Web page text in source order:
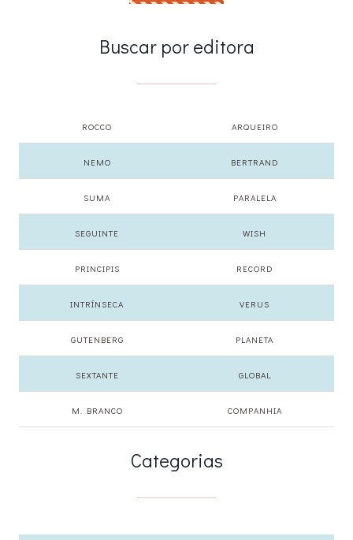
Buscar por editora
ROCCO ARQUEIRO
NEMO BERTRAND
SUMA PARALELA
SEGUINTE WISH
PRINCIPIS RECORD
INTRÍNSECA VERUS
GUTENBERG PLANETA
SEXTANTE GLOBAL
M. BRANCO COMPANHIA
Categorias